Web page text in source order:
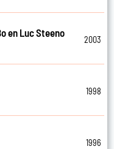
en Luc Steeno
2003
1998
1996